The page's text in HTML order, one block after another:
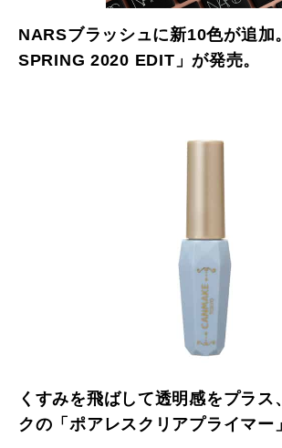
NARSブラッシュに新10色が追加
SPRING 2020 EDIT」が発売。
くすみを飛ばして透明感をプラス
クの「ポアレスクリアプライマー